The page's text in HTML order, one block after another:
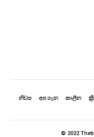
නිවස අප ගැන කාලීන
© 2022